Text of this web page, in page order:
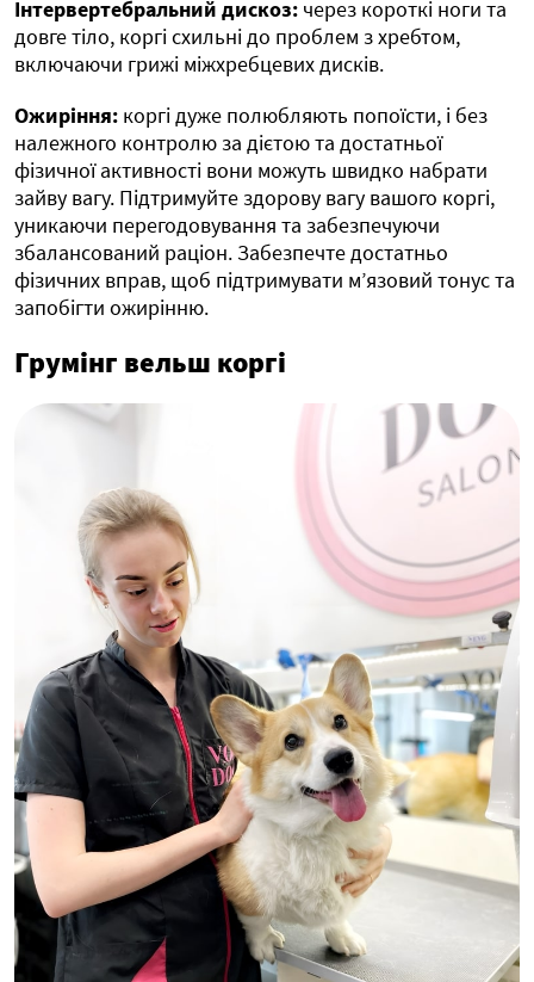
Інтервертебральний дискоз: через короткі ноги та
довге тіло, коргі схильні до проблем з хребтом,
включаючи грижі міжхребцевих дисків.
Ожиріння: коргі дуже полюбляють попоїсти, і без
належного контролю за дієтою та достатньої
фізичної активності вони можуть швидко набрати
зайву вагу. Підтримуйте здорову вагу вашого коргі,
уникаючи перегодовування та забезпечуючи
збалансований раціон. Забезпечте достатньо
фізичних вправ, щоб підтримувати м’язовий тонус та
запобігти ожирінню.
Грумінг вельш коргі